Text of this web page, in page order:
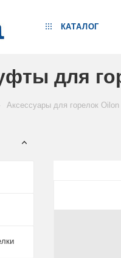
КАТАЛОГ
для
Аксессуары для горелок Oilon